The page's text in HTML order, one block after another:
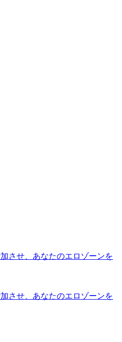
させ、あなたのエロゾーンを
させ、あなたのエロゾーンを